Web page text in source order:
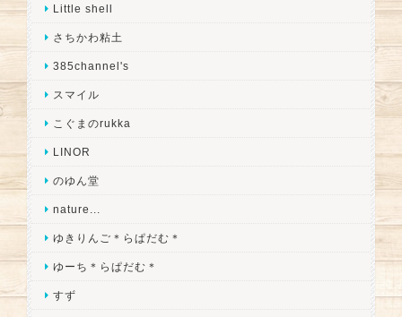
Little shell
さちかわ粘土
385channel's
スマイル
こぐまのrukka
LINOR
のゆん堂
nature...
ゆきりんご＊らぱだむ＊
ゆーち＊らぱだむ＊
すず